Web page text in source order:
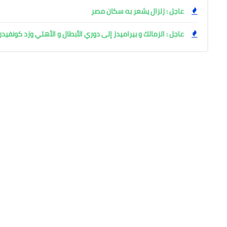
عاجل : زلزال يشعر به سكان مصر
عاجل : الزمالك و بيراميدز إلى دوري الأبطال و الأهلي وزد